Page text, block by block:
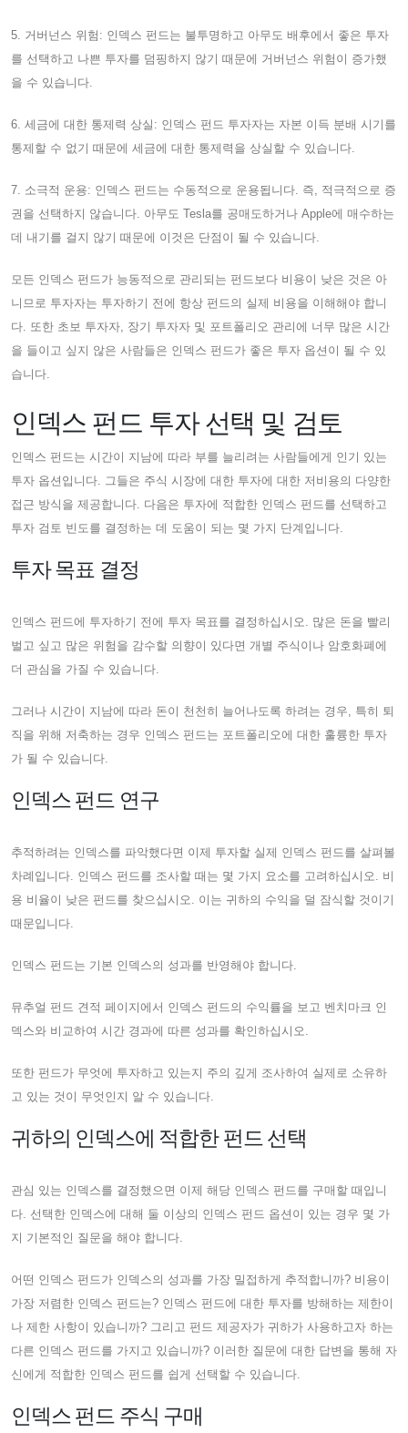
5. 거버넌스 위험: 인덱스 펀드는 불투명하고 아무도 배후에서 좋은 투자
를 선택하고 나쁜 투자를 덤핑하지 않기 때문에 거버넌스 위험이 증가했
을 수 있습니다.
6. 세금에 대한 통제력 상실: 인덱스 펀드 투자자는 자본 이득 분배 시기를
통제할 수 없기 때문에 세금에 대한 통제력을 상실할 수 있습니다.
7. 소극적 운용: 인덱스 펀드는 수동적으로 운용됩니다. 즉, 적극적으로 증
권을 선택하지 않습니다. 아무도 Tesla를 공매도하거나 Apple에 매수하는
데 내기를 걸지 않기 때문에 이것은 단점이 될 수 있습니다.
모든 인덱스 펀드가 능동적으로 관리되는 펀드보다 비용이 낮은 것은 아
니므로 투자자는 투자하기 전에 항상 펀드의 실제 비용을 이해해야 합니
다. 또한 초보 투자자, 장기 투자자 및 포트폴리오 관리에 너무 많은 시간
을 들이고 싶지 않은 사람들은 인덱스 펀드가 좋은 투자 옵션이 될 수 있
습니다.
인덱스 펀드 투자 선택 및 검토
인덱스 펀드는 시간이 지남에 따라 부를 늘리려는 사람들에게 인기 있는
투자 옵션입니다. 그들은 주식 시장에 대한 투자에 대한 저비용의 다양한
접근 방식을 제공합니다. 다음은 투자에 적합한 인덱스 펀드를 선택하고
투자 검토 빈도를 결정하는 데 도움이 되는 몇 가지 단계입니다.
투자 목표 결정
인덱스 펀드에 투자하기 전에 투자 목표를 결정하십시오. 많은 돈을 빨리
벌고 싶고 많은 위험을 감수할 의향이 있다면 개별 주식이나 암호화폐에
더 관심을 가질 수 있습니다.
그러나 시간이 지남에 따라 돈이 천천히 늘어나도록 하려는 경우, 특히 퇴
직을 위해 저축하는 경우 인덱스 펀드는 포트폴리오에 대한 훌륭한 투자
가 될 수 있습니다.
인덱스 펀드 연구
추적하려는 인덱스를 파악했다면 이제 투자할 실제 인덱스 펀드를 살펴볼
차례입니다. 인덱스 펀드를 조사할 때는 몇 가지 요소를 고려하십시오. 비
용 비율이 낮은 펀드를 찾으십시오. 이는 귀하의 수익을 덜 잠식할 것이기
때문입니다.
인덱스 펀드는 기본 인덱스의 성과를 반영해야 합니다.
뮤추얼 펀드 견적 페이지에서 인덱스 펀드의 수익률을 보고 벤치마크 인
덱스와 비교하여 시간 경과에 따른 성과를 확인하십시오.
또한 펀드가 무엇에 투자하고 있는지 주의 깊게 조사하여 실제로 소유하
고 있는 것이 무엇인지 알 수 있습니다.
귀하의 인덱스에 적합한 펀드 선택
관심 있는 인덱스를 결정했으면 이제 해당 인덱스 펀드를 구매할 때입니
다. 선택한 인덱스에 대해 둘 이상의 인덱스 펀드 옵션이 있는 경우 몇 가
지 기본적인 질문을 해야 합니다.
어떤 인덱스 펀드가 인덱스의 성과를 가장 밀접하게 추적합니까? 비용이
가장 저렴한 인덱스 펀드는? 인덱스 펀드에 대한 투자를 방해하는 제한이
나 제한 사항이 있습니까? 그리고 펀드 제공자가 귀하가 사용하고자 하는
다른 인덱스 펀드를 가지고 있습니까? 이러한 질문에 대한 답변을 통해 자
신에게 적합한 인덱스 펀드를 쉽게 선택할 수 있습니다.
인덱스 펀드 주식 구매